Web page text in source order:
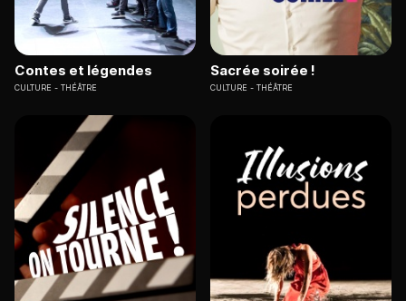
Contes et légendes
CULTURE THÉÂTRE
Sacrée soirée !
CULTURE THÉÂTRE